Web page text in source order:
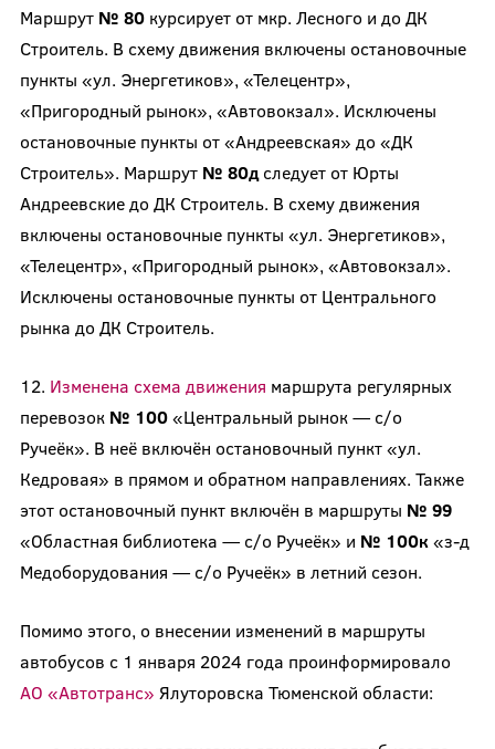
Маршрут № 80курсирует от мкр. Лесного и до ДК
Строитель. В схему движения включены остановочные
пункты «ул. Энергетиков», «Телецентр»,
«Пригородный рынок», «Автовокзал». Исключены
остановочные пункты от «Андреевская» до «ДК
Строитель». Маршрут № 80дследует от Юрты
Андреевские до ДК Строитель. В схему движения
включены остановочные пункты «ул. Энергетиков»,
«Телецентр», «Пригородный рынок», «Автовокзал».
Исключены остановочные пункты от Центрального
рынка до ДК Строитель.
12. Изменена схема движения маршрута регулярных
перевозок № 100«Центральный рынок — с/о
Ручеёк». В неё включён остановочный пункт «ул.
Кедровая» в прямом и обратном направлениях. Также
этот остановочный пункт включён в маршруты № 99
«Областная библиотека — с/о Ручеёк» и № 100к«з-д
Медоборудования — с/о Ручеёк» в летний сезон.
Помимо этого, о внесении изменений в маршруты
автобусов с 1 января 2024 года проинформировало
АО «Автотранс» Ялуторовска Тюменской области: